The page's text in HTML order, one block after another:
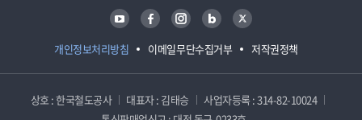
개인정보처리방침 이메일무단수집거부 저작권정책
유튜브 페이스북 인스타그램 블로그 트위터
상호 : 한국철도공사 대표자 : 김태승
사업자등록 : 314-82-10024